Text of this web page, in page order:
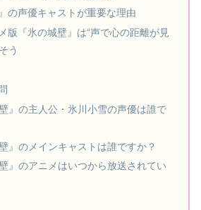
の声優キャストが重要な理由
版『氷の城壁』は“声で心の距離が見
う
壁』の主人公・氷川小雪の声優は誰で
壁』のメインキャストは誰ですか？
壁』のアニメはいつから放送されてい